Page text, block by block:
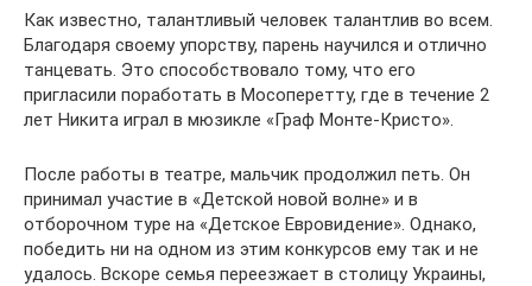
Как известно, талантливый человек талантлив во всем.
Благодаря своему упорству, парень научился и отлично
танцевать. Это способствовало тому, что его
пригласили поработать в Мосоперетту, где в течение 2
лет Никита играл в мюзикле «Граф Монте-Кристо».
После работы в театре, мальчик продолжил петь. Он
принимал участие в «Детской новой волне» и в
отборочном туре на «Детское Евровидение». Однако,
победить ни на одном из этим конкурсов ему так и не
удалось. Вскоре семья переезжает в столицу Украины,